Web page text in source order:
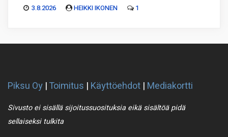
3.8.2026 HEIKKI IKONEN 1
Piksu Oy |Toimitus | Käyttöehdot | Mediakortti
Sivusto ei sisällä sijoitussuosituksia eikä sisältöä pidä
sellaiseksi tulkita